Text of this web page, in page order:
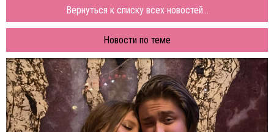
Вернуться к списку всех новостей...
Новости по теме